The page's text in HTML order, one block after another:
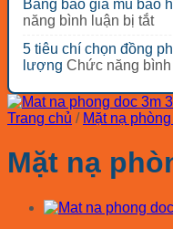
Bảng báo giá mũ bảo
năng bình luận bị tắtở
giá
hộ
Hàn
5 tiêu chí chọn đồng
lượng Chức năng
Trang chủ / Mặt nạ
Mặt nạ